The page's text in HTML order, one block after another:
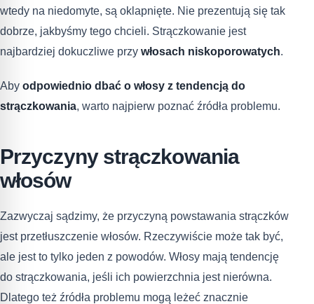
wtedy na niedomyte, są oklapnięte. Nie prezentują się tak
dobrze, jakbyśmy tego chcieli. Strączkowanie jest
najbardziej dokuczliwe przy włosach niskoporowatych.
Aby odpowiednio dbać o włosy z tendencją do
strączkowania, warto najpierw poznać źródła problemu.
Przyczyny strączkowania
włosów
Zazwyczaj sądzimy, że przyczyną powstawania strączków
jest przetłuszczenie włosów. Rzeczywiście może tak być,
ale jest to tylko jeden z powodów. Włosy mają tendencję
do strączkowania, jeśli ich powierzchnia jest nierówna.
Dlatego też źródła problemu mogą leżeć znacznie